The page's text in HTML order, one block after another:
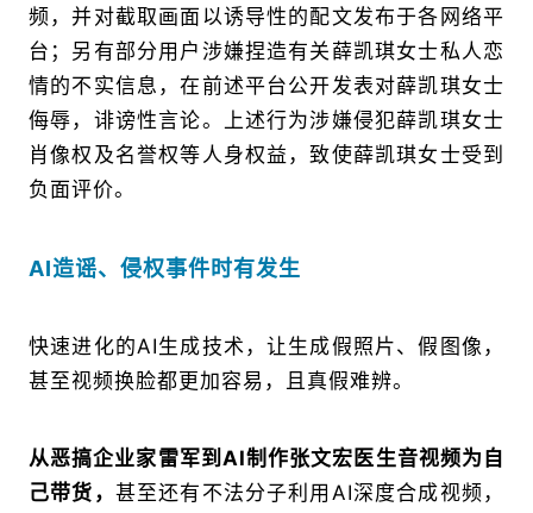
频，并对截取画面以诱导性的配文发布于各网络平
台；另有部分用户涉嫌捏造有关薛凯琪女士私人恋
情的不实信息，在前述平台公开发表对薛凯琪女士
侮辱，诽谤性言论。上述行为涉嫌侵犯薛凯琪女士
肖像权及名誉权等人身权益，致使薛凯琪女士受到
负面评价。
AI造谣、侵权事件时有发生
快速进化的AI生成技术，让生成假照片、假图像，
甚至视频换脸都更加容易，且真假难辨。
从恶搞企业家雷军到AI制作张文宏医生音视频为自
己带货， 甚至还有不法分子利用AI深度合成视频，